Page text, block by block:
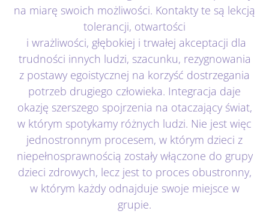
na miarę swoich możliwości. Kontakty te są lekcją
tolerancji, otwartości
i wrażliwości, głębokiej i trwałej akceptacji dla
trudności innych ludzi, szacunku, rezygnowania
z postawy egoistycznej na korzyść dostrzegania
potrzeb drugiego człowieka. Integracja daje
okazję szerszego spojrzenia na otaczający świat,
w którym spotykamy różnych ludzi. Nie jest więc
jednostronnym procesem, w którym dzieci z
niepełnosprawnością zostały włączone do grupy
dzieci zdrowych, lecz jest to proces obustronny,
w którym każdy odnajduje swoje miejsce w
grupie.